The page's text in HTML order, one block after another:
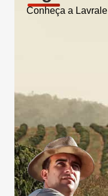
Conheça a Lavrale